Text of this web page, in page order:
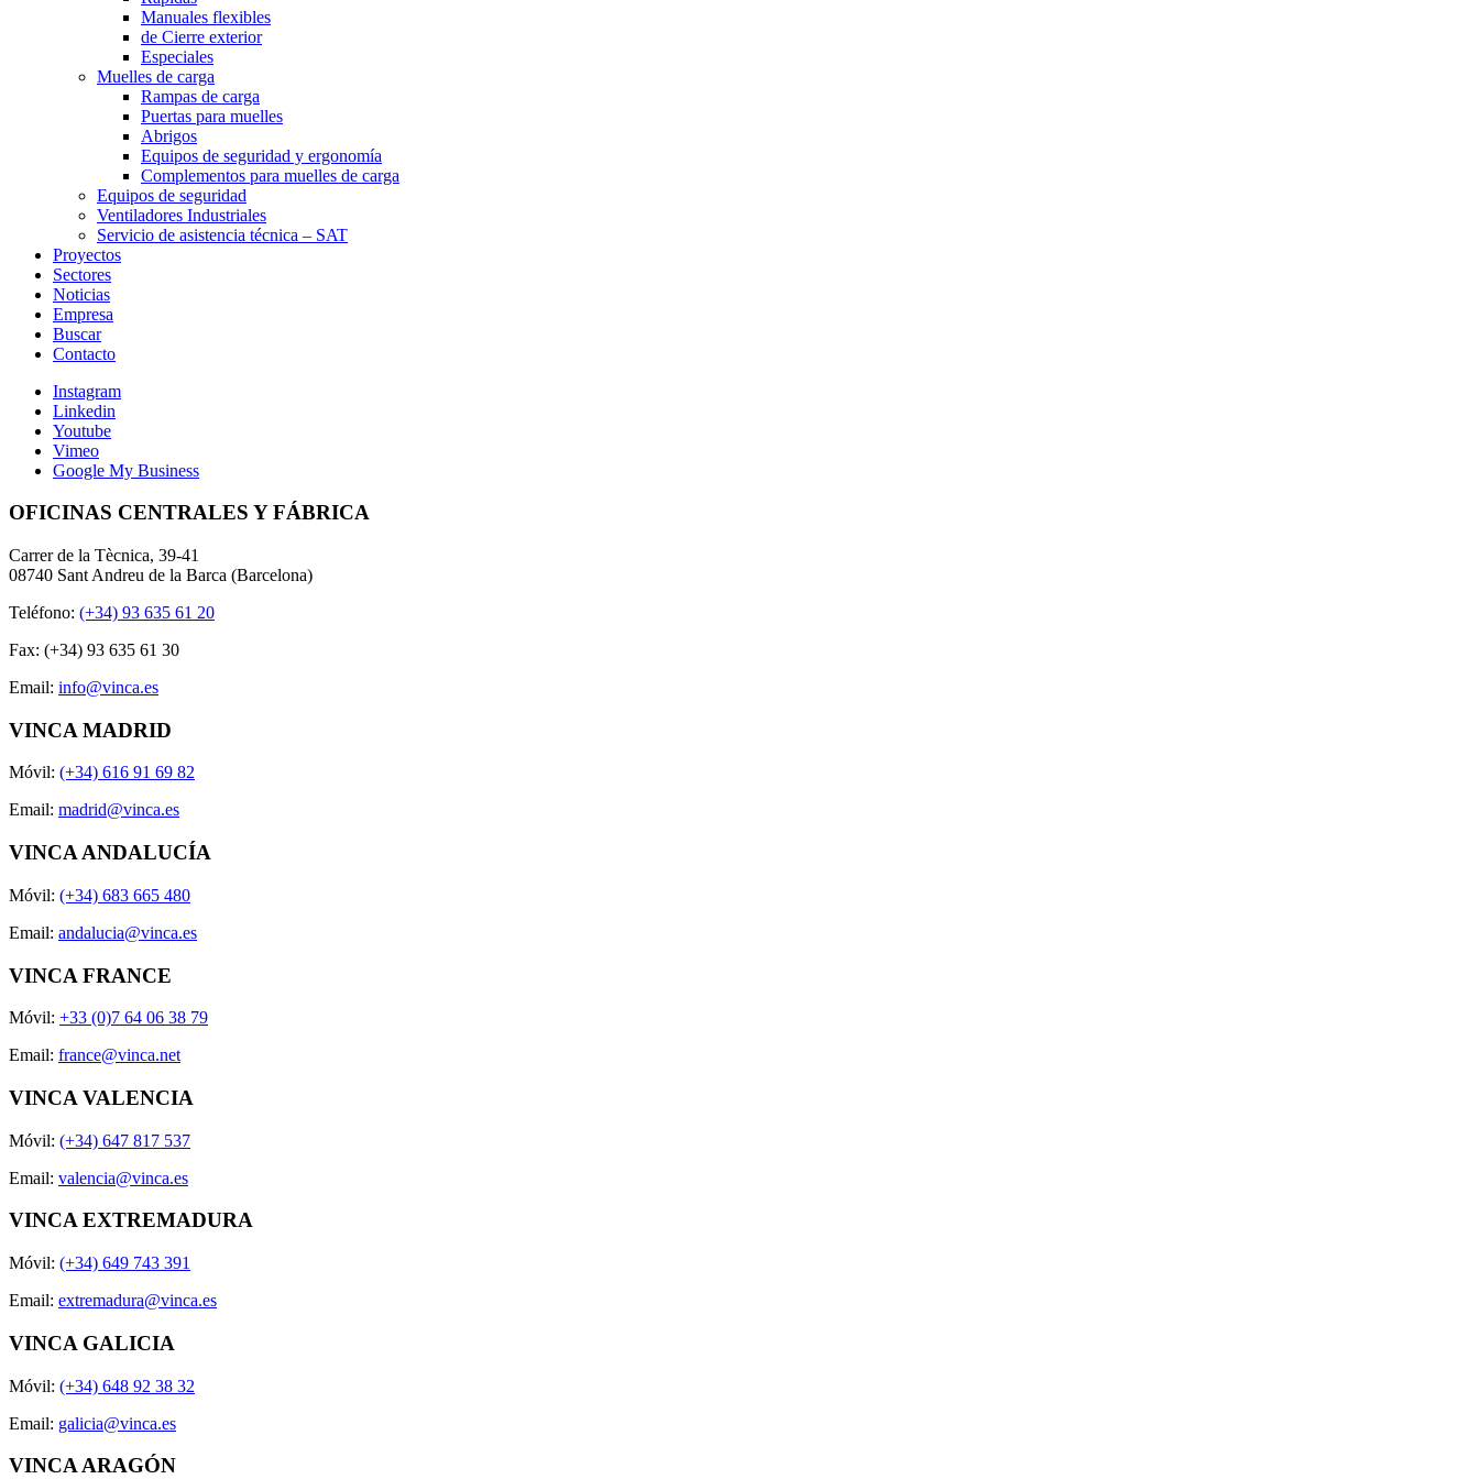
Manuales flexibles
de Cierre exterior
Especiales
Muelles de carga
Rampas de carga
Puertas para muelles
Abrigos
Equipos de seguridad y ergonomía
Complementos para muelles de carga
Equipos de seguridad
Ventiladores Industriales
Servicio de asistencia técnica – SAT
Proyectos
Sectores
Noticias
Empresa
Buscar
Contacto
Instagram
Linkedin
Youtube
Vimeo
Google My Business
OFICINAS CENTRALES Y FÁBRICA
Carrer de la Tècnica, 39-41
08740 Sant Andreu de la Barca (Barcelona)
Teléfono: (+34) 93 635 61 20
Fax: (+34) 93 635 61 30
Email: info@vinca.es
VINCA MADRID
Móvil: (+34) 616 91 69 82
Email: madrid@vinca.es
VINCA ANDALUCÍA
Móvil: (+34) 683 665 480
Email: andalucia@vinca.es
VINCA FRANCE
Móvil: +33 (0)7 64 06 38 79
Email: france@vinca.net
VINCA VALENCIA
Móvil: (+34) 647 817 537
Email: valencia@vinca.es
VINCA EXTREMADURA
Móvil: (+34) 649 743 391
Email: extremadura@vinca.es
VINCA GALICIA
Móvil: (+34) 648 92 38 32
Email: galicia@vinca.es
VINCA ARAGÓN